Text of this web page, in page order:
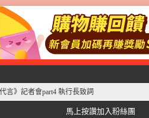
言》記者會part4 執行長致詞
馬上按讚加入粉絲團